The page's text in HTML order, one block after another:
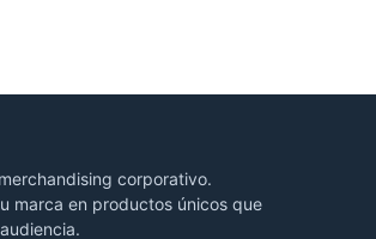
corporativo.
marca en productos únicos que